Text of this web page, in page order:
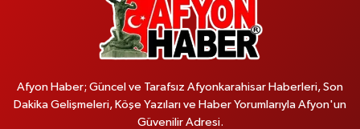
Afyon Haber; Güncel ve Tarafsız Afyonkarahisar Haberleri, Son
Dakika Gelişmeleri, Köşe Yazıları ve Haber Yorumlarıyla Afyon'un
Güvenilir Adresi.